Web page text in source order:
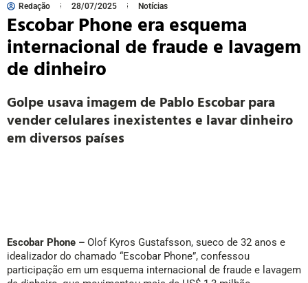
Redação 28/07/2025 Notícias
Escobar Phone era esquema
internacional de fraude e lavagem
de dinheiro
Golpe usava imagem de Pablo Escobar para
vender celulares inexistentes e lavar dinheiro
em diversos países
Escobar Phone – Olof Kyros Gustafsson, sueco de 32 anos e
idealizador do chamado “Escobar Phone”, confessou
participação em um esquema internacional de fraude e lavagem